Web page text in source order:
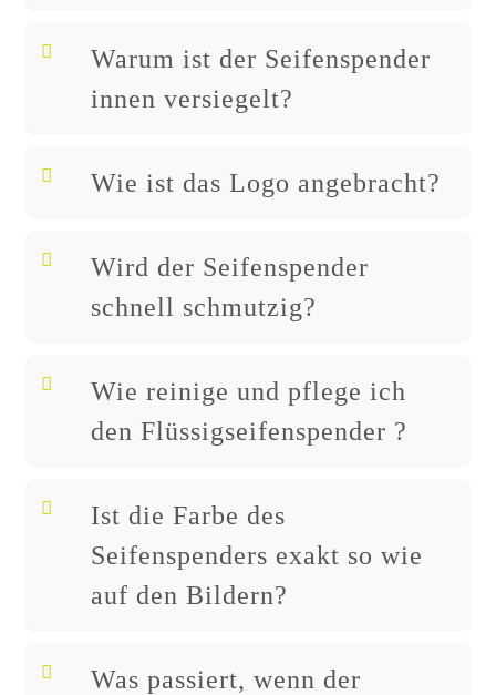
Warum ist der Seifenspender
innen versiegelt?
Wie ist das Logo angebracht?
Wird der Seifenspender
schnell schmutzig?
Wie reinige und pflege ich
den Flüssigseifenspender ?
Ist die Farbe des
Seifenspenders exakt so wie
auf den Bildern?
Was passiert, wenn der